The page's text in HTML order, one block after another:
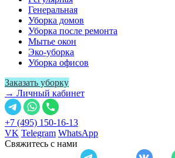
Генеральная
Уборка домов
Уборка после ремонта
Мытье окон
Эко-уборка
Уборка офисов
Заказать уборку
→ Личный кабинет
+7 (495) 150-16-13
VK Telegram WhatsApp
Свяжитесь с нами